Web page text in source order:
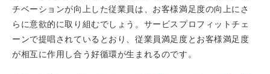
チベーションが向上した従業員は、お客様満足度の向上にさ
らに意欲的に取り組むでしょう。サービスプロフィットチェ
ーンで提唱されているとおり、従業員満足度とお客様満足度
が相互に作用し合う好循環が生まれるのです。